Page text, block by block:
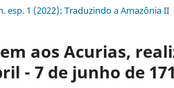
esp. 1 (2022): Traduzindo a Amazônia II
aos Acurias,
- 7 de junho de